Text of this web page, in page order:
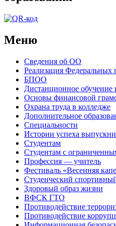
Меню
Сведения об ОО
Реализация Федеральных
БПОО
Дистанционное обучение
Основы финансовой
Охрана труда в колледже
Дополнительное
Специальности
Истории успеха
Студентам
Студентам с
Профессия — учитель
Фестиваль «Весенняя
Студенческий
Здоровый образ жизни
ВФСК ГТО
Противодействие
Противодействие